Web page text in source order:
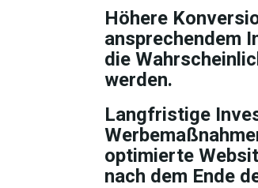
Höhere
ansprechendem
die
werden.
Langfristige
optimierte
nach dem Ende